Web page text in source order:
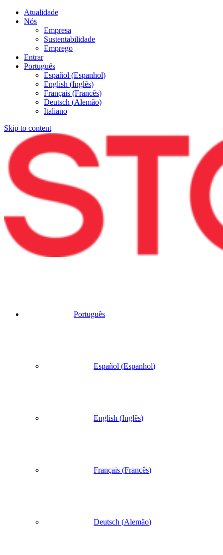
Atualidade
Nós
Empresa
Sustentabilidade
Emprego
Entrar
Português
Español (Espanhol)
English (Inglês)
Français (Francês)
Deutsch (Alemão)
Italiano
Skip to content
Português
Español (Espanhol)
English (Inglês)
Français (Francês)
Deutsch (Alemão)